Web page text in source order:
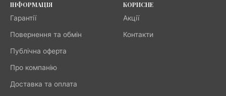
ІНФОРМАЦІЯ
Гарантії
Повернення та обмін
Публічна оферта
Про компанію
Доставка та оплата
КОРИСНЕ
Акції
Контакти